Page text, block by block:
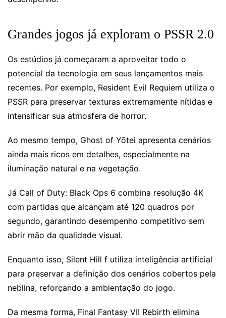
Grandes jogos já exploram o PSSR 2.0
Os estúdios já começaram a aproveitar todo o
potencial da tecnologia em seus lançamentos mais
recentes. Por exemplo, Resident Evil Requiem utiliza o
PSSR para preservar texturas extremamente nítidas e
intensificar sua atmosfera de horror.
Ao mesmo tempo, Ghost of Yōtei apresenta cenários
ainda mais ricos em detalhes, especialmente na
iluminação natural e na vegetação.
Já Call of Duty: Black Ops 6 combina resolução 4K
com partidas que alcançam até 120 quadros por
segundo, garantindo desempenho competitivo sem
abrir mão da qualidade visual.
Enquanto isso, Silent Hill f utiliza inteligência artificial
para preservar a definição dos cenários cobertos pela
neblina, reforçando a ambientação do jogo.
Da mesma forma, Final Fantasy VII Rebirth elimina